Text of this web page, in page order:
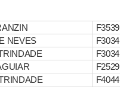
F3539
NEVES F3034
F3034
F2529
F4044